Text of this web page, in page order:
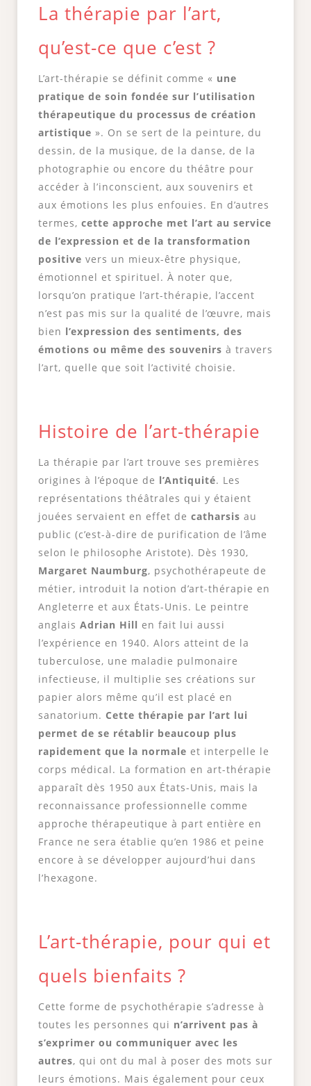
La thérapie par l’art,
qu’est-ce que c’est ?
L’art-thérapie se définit comme « une
pratique de soin fondée sur l’utilisation
thérapeutique du processus de création
artistique ». On se sert de la peinture, du
dessin, de la musique, de la danse, de la
photographie ou encore du théâtre pour
accéder à l’inconscient, aux souvenirs et
aux émotions les plus enfouies. En d’autres
termes, cette approche met l’art au service
de l’expression et de la transformation
positive vers un mieux-être physique,
émotionnel et spirituel. À noter que,
lorsqu’on pratique l’art-thérapie, l’accent
n’est pas mis sur la qualité de l’œuvre, mais
bien l’expression des sentiments, des
émotions ou même des souvenirs à travers
l’art, quelle que soit l’activité choisie.
Histoire de l’art-thérapie
La thérapie par l’art trouve ses premières
origines à l’époque de l’Antiquité. Les
représentations théâtrales qui y étaient
jouées servaient en effet de catharsis au
public (c’est-à-dire de purification de l’âme
selon le philosophe Aristote). Dès 1930,
Margaret Naumburg, psychothérapeute de
métier, introduit la notion d’art-thérapie en
Angleterre et aux États-Unis. Le peintre
anglais Adrian Hill en fait lui aussi
l’expérience en 1940. Alors atteint de la
tuberculose, une maladie pulmonaire
infectieuse, il multiplie ses créations sur
papier alors même qu’il est placé en
sanatorium. Cette thérapie par l’art lui
permet de se rétablir beaucoup plus
rapidement que la normale et interpelle le
corps médical. La formation en art-thérapie
apparaît dès 1950 aux États-Unis, mais la
reconnaissance professionnelle comme
approche thérapeutique à part entière en
France ne sera établie qu’en 1986 et peine
encore à se développer aujourd’hui dans
l’hexagone.
L’art-thérapie, pour qui et
quels bienfaits ?
Cette forme de psychothérapie s’adresse à
toutes les personnes qui n’arrivent pas à
s’exprimer ou communiquer avec les
autres, qui ont du mal à poser des mots sur
leurs émotions. Mais également pour ceux